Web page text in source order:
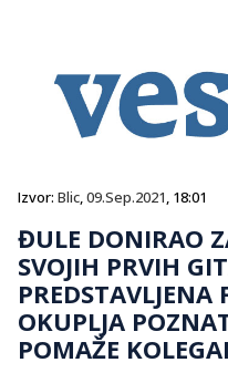
Izvor: Blic,09.Sep.2021, 18:01
ĐULE DONIRAO
SVOJIH PRVIH
PREDSTAVLJENA
OKUPLJA
POMAŽE